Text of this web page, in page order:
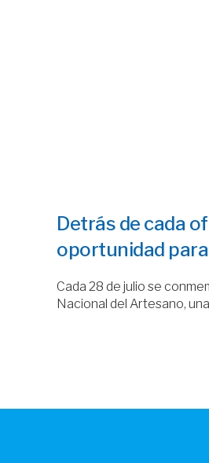
Detrás de cada
oportunidad
Cada 28 de julio se
Nacional del Artesano,